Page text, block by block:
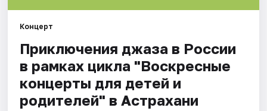
Концерт
Приключения джаза в России
в рамках цикла "Воскресные
концерты для детей и
родителей" в Астрахани